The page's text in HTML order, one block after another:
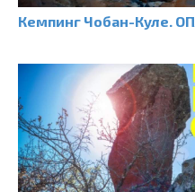
Кемпинг Чобан-Куле.